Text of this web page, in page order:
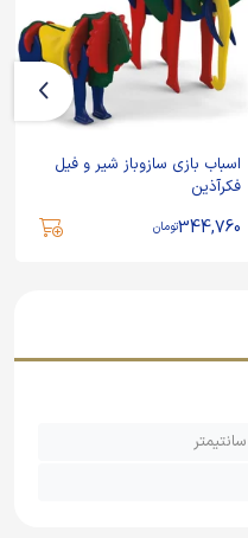
اسباب بازی سازوباز شیر و فیل
فکرآذین
344,760تومان